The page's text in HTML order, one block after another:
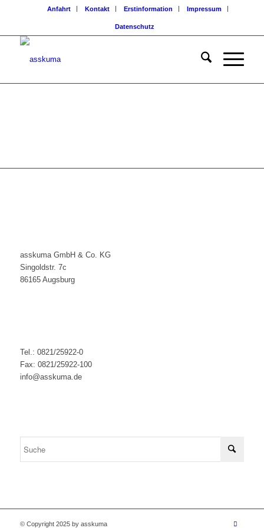
Anfahrt Kontakt Erstinformation Impressum
Datenschutz
asskuma GmbH & Co. KG
Singoldstr. 7c
86165 Augsburg
Tel.: 0821/25922-0
Fax: 0821/25922-100
info@asskuma.de
© Copyright 2025 by asskuma